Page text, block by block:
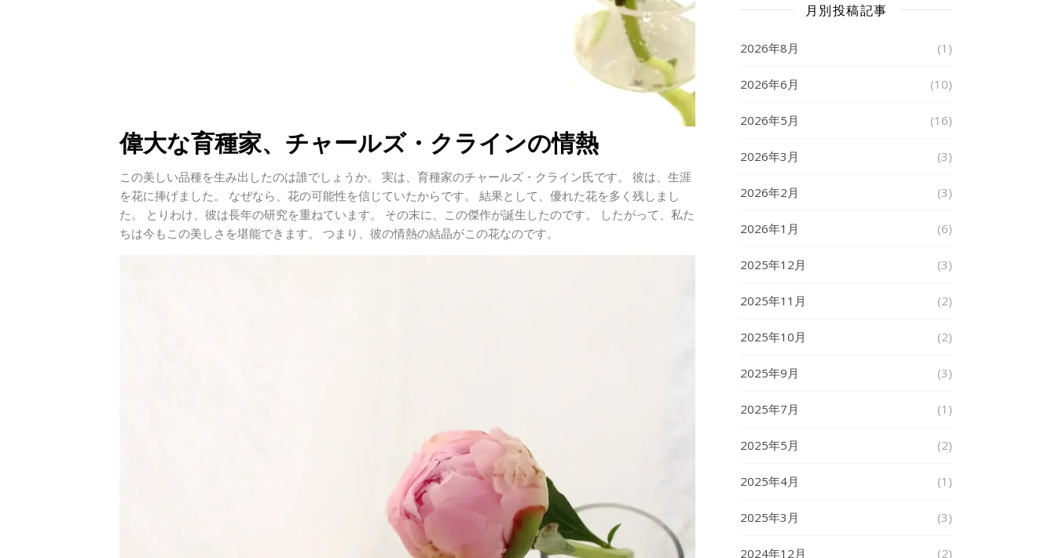
偉大な育種家、チャールズ・クラインの情熱
この美しい品種を生み出したのは誰でしょうか。 実は、育種家のチャールズ・クライン氏です。 彼は、生涯
を花に捧げました。 なぜなら、花の可能性を信じていたからです。 結果として、優れた花を多く残しまし
た。 とりわけ、彼は長年の研究を重ねています。 その末に、この傑作が誕生したのです。 したがって、私た
ちは今もこの美しさを堪能できます。 つまり、彼の情熱の結晶がこの花なのです。
月別投稿記事
2026年8月 (1)
2026年6月 (10)
2026年5月 (16)
2026年3月 (3)
2026年2月 (3)
2026年1月 (6)
2025年12月 (3)
2025年11月 (2)
2025年10月 (2)
2025年9月 (3)
2025年7月 (1)
2025年5月 (2)
2025年4月 (1)
2025年3月 (3)
2024年12月 (2)